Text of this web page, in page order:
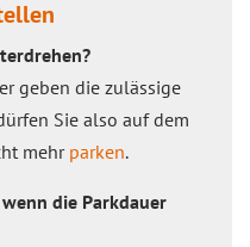
geben die zulässige
Sie also auf dem
mehrparken.
die Parkdauer